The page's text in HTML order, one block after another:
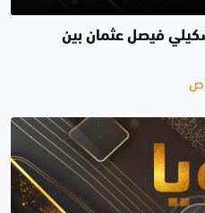
فيصل عثمان بين